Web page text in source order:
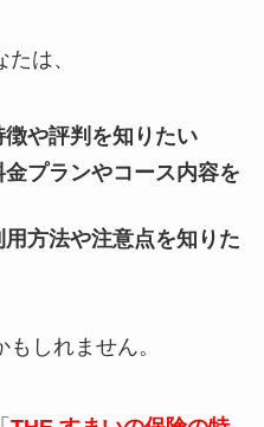
は、
や評判を知りたい
プランやコース内容を
方法や注意点を知りた
しれません。